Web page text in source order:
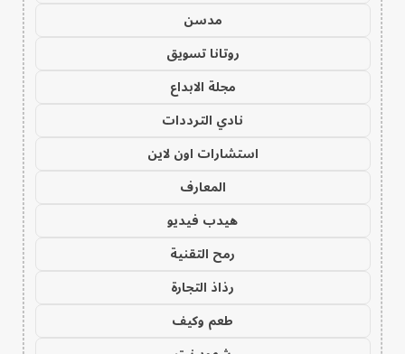
مدسن
روتانا تسويق
مجلة الابداع
نادي الترددات
استشارات اون لاين
المعارف
هيدب فيديو
رمح التقنية
رذاذ التجارة
طعم وكيف